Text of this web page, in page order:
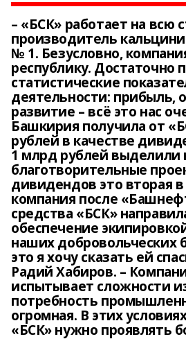
– «БСК» работает на всю
производитель
№ 1. Безусловно,
республику. Достаточно
статистические
деятельности: прибыль,
развитие – всё это нас
Башкирия получила от
рублей в качестве
1 млрд рублей выделили
благотворительные
дивидендов это вторая
компания после
средства «БСК»
обеспечение
наших добровольческих
это я хочу сказать ей
Радий Хабиров. –
испытывает сложности
потребность
огромная. В этих
«БСК» нужно проявлять